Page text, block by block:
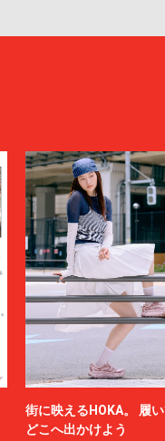
街に映えるHOKA。 履い
どこへ出かけよう